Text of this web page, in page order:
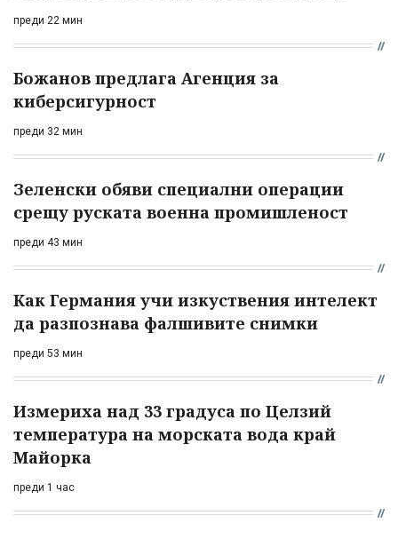
преди 22 мин
Божанов предлага Агенция за
киберсигурност
преди 32 мин
Зеленски обяви специални операции
срещу руската военна промишленост
преди 43 мин
Как Германия учи изкуствения интелект
да разпознава фалшивите снимки
преди 53 мин
Измериха над 33 градуса по Целзий
температура на морската вода край
Майорка
преди 1 час